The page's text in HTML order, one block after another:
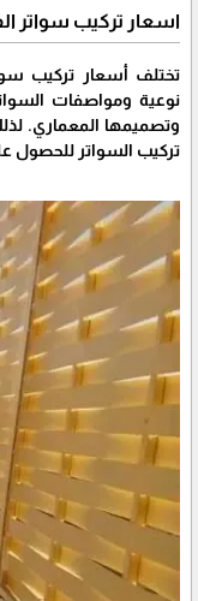
اسعار تركيب سواتر
تختلف أسعار تركيب
نوعية ومواصفات
وتصميمها المعماري.
تركيب السواتر